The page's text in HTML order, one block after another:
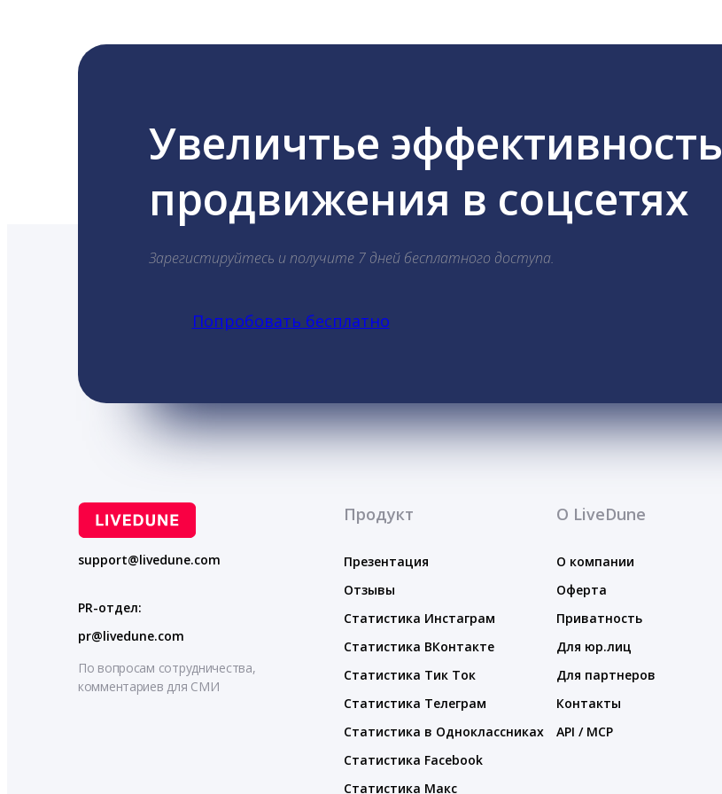
Увеличтье эффективность
продвижения в соцсетях
Зарегистируйтесь и получите 7 дней бесплатного доступа.
Попробовать бесплатно
support@livedune.com
PR-отдел:
pr@livedune.com
По вопросам сотрудничества,
комментариев для СМИ
Продукт
Презентация
Отзывы
Статистика Инстаграм
Статистика ВКонтакте
Статистика Тик Ток
Статистика Телеграм
Статистика в Одноклассниках
Статистика Facebook
Статистика Макс
О LiveDune
О компании
Оферта
Приватность
Для юр.лиц
Для партнеров
Контакты
API / MCP